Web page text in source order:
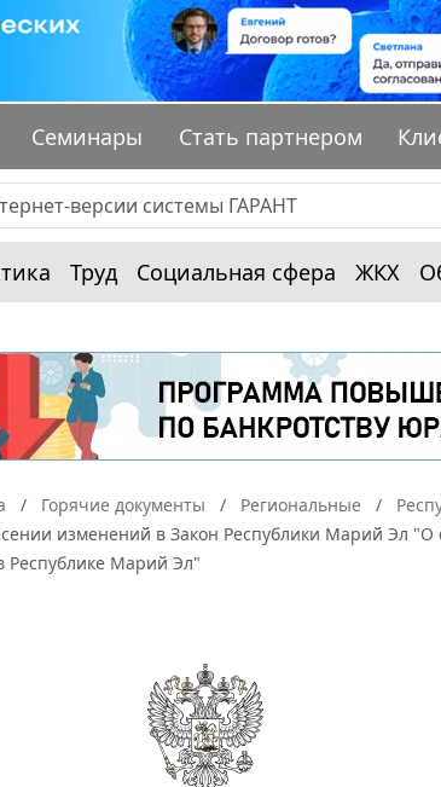
Семинары Стать партнером
Труд Социальная сфера ЖКХ
Горячие документы Региональные
изменений в Закон Республики Марий Эл
Республике Марий Эл"